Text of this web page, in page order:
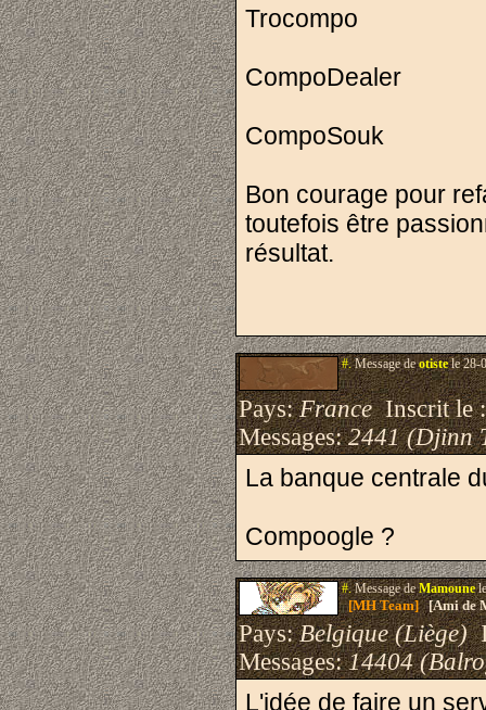
Trocompo
CompoDealer
CompoSouk
Bon courage pour
toutefois être
résultat.
#.Message deotistele 28-
Pays:FranceInscrit le
Messages:2441 (Djinn
La banque centrale
Compoogle ?
#.Message deMamoune
[MH Team][Ami de
Pays:Belgique (Liège)
Messages:14404
L'idée de faire un